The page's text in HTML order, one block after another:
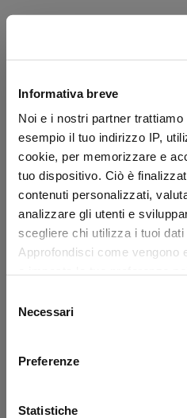
Informativa breve
Noi e i nostri partner
esempio il tuo indirizzo IP,
cookie, per memorizzare e
tuo dispositivo. Ciò è
contenuti personalizzati,
analizzare gli utenti e
scegliere chi utilizza i tuoi
Approfondisci come vengono
momento dalla Dichiarazione
delNecessari
Preferenze
Statistiche
Application error: a client-side
browser console for